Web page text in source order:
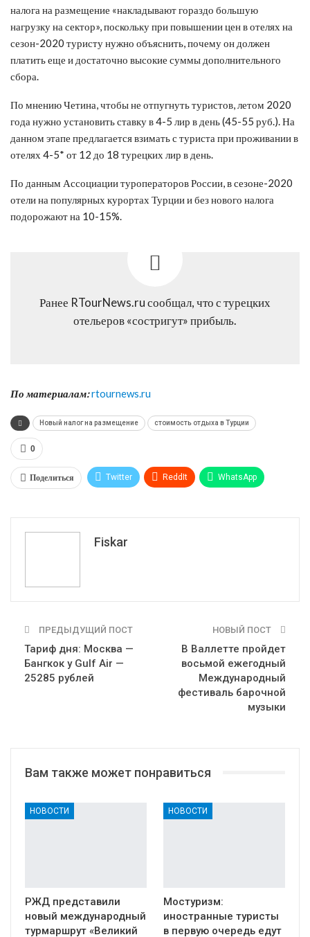
налога на размещение «накладывают гораздо большую
нагрузку на сектор», поскольку при повышении цен в отелях на
сезон-2020 туристу нужно объяснить, почему он должен
платить еще и достаточно высокие суммы дополнительного
сбора.
По мнению Четина, чтобы не отпугнуть туристов, летом 2020
года нужно установить ставку в 4-5 лир в день (45-55 руб.). На
данном этапе предлагается взимать с туриста при проживании в
отелях 4-5* от 12 до 18 турецких лир в день.
По данным Ассоциации туроператоров России, в сезоне-2020
отели на популярных курортах Турции и без нового налога
подорожают на 10-15%.
Ранее RTourNews.ru сообщал, что с турецких
отельеров «состригут» прибыль.
По материалам:rtournews.ru
Новый налог на размещение стоимость отдыха в Турции
0
Поделиться Twitter ReddIt WhatsApp
Fiskar
ПРЕДЫДУЩИЙ ПОСТ
Тариф дня: Москва —
Бангкок у Gulf Air —
25285 рублей
НОВЫЙ ПОСТ
В Валлетте пройдет
восьмой ежегодный
Международный
фестиваль барочной
музыки
Вам также может понравиться
НОВОСТИ
РЖД представили
новый международный
турмаршрут «Великий
НОВОСТИ
Мостуризм:
иностранные туристы
в первую очередь едут